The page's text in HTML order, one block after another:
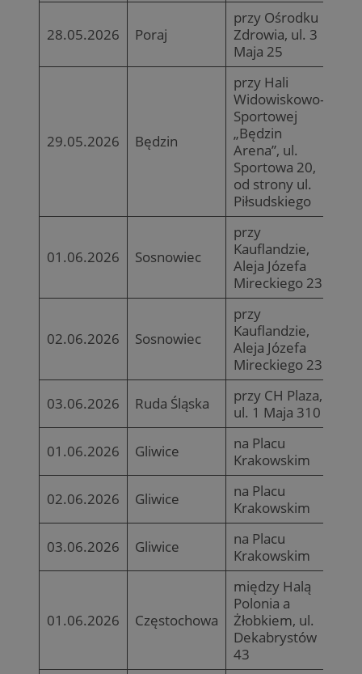
28.05.2026 Poraj
przy Ośrodku
Zdrowia, ul. 3
Maja 25
29.05.2026 Będzin
przy Hali
Widowiskowo-
Sportowej
„Będzin
Arena”, ul.
Sportowa 20,
od strony ul.
Piłsudskiego
01.06.2026 Sosnowiec
przy
Kauflandzie,
Aleja Józefa
Mireckiego 23
02.06.2026 Sosnowiec
przy
Kauflandzie,
Aleja Józefa
Mireckiego 23
03.06.2026 Ruda Śląska
przy CH Plaza,
ul. 1 Maja 310
01.06.2026 Gliwice
na Placu
Krakowskim
02.06.2026 Gliwice
na Placu
Krakowskim
03.06.2026 Gliwice
na Placu
Krakowskim
01.06.2026 Częstochowa
między Halą
Polonia a
Żłobkiem, ul.
Dekabrystów
43